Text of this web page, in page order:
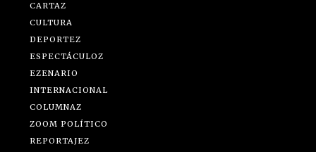
CARTAZ
CULTURA
DEPORTEZ
ESPECTÁCULOZ
EZENARIO
INTERNACIONAL
COLUMNAZ
ZOOM POLÍTICO
REPORTAJEZ